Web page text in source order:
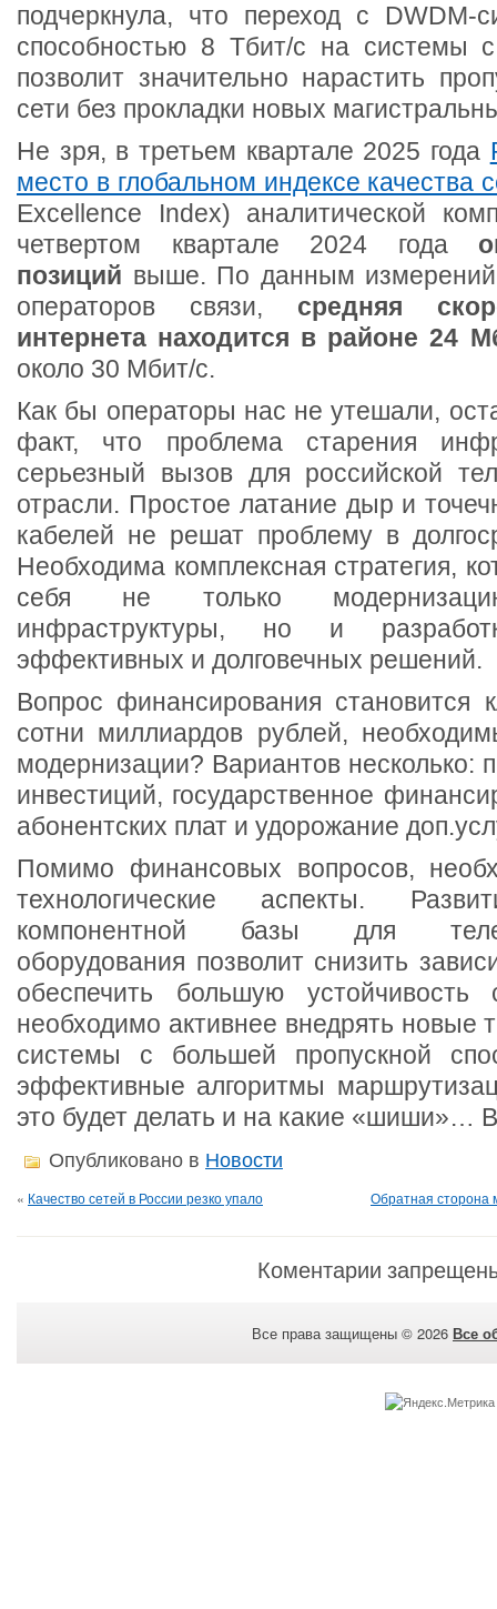
подчеркнула, что переход с DWDM-
способностью 8 Тбит/с на системы
позволит значительно нарастить
сети без прокладки новых
Не зря, в третьем квартале 2025 года
место в глобальном индексе качества
Excellence Index) аналитической
четвертом квартале 2024 года
позиций выше. По данным измерений
операторов связи, средняя
интернета находится в районе 24
около 30 Мбит/с.
Как бы операторы нас не утешали,
факт, что проблема старения
серьезный вызов для российской
отрасли. Простое латание дыр и
кабелей не решат проблему в
Необходима комплексная стратегия,
себя не только
инфраструктуры, но и
эффективных и долговечных решений.
Вопрос финансирования становится
сотни миллиардов рублей,
модернизации? Вариантов несколько:
инвестиций, государственное
абонентских плат и удорожание
Помимо финансовых вопросов,
технологические аспекты.
компонентной базы для
оборудования позволит снизить
обеспечить большую устойчивость
необходимо активнее внедрять новые
системы с большей пропускной
эффективные алгоритмы
это будет делать и на какие «шиши»…
Опубликовано в Новости
« Качество сетей в России резко упало Обратная сторона
Коментарии
Все права защищены © 2026 Все